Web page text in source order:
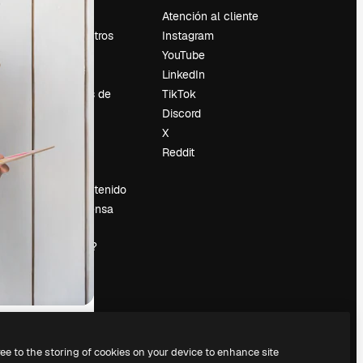
Sobre nosotros
Tendencias de
Eventos
Vender contenido
Sala de prensa
magnific.ai?
Atención al cliente
Instagram
YouTube
LinkedIn
TikTok
Discord
X
Reddit
to the storing of cookies on your device to enhance site